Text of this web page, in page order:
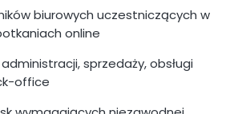
biurowych uczestniczących w
online
administracji, sprzedaży, obsługi
office